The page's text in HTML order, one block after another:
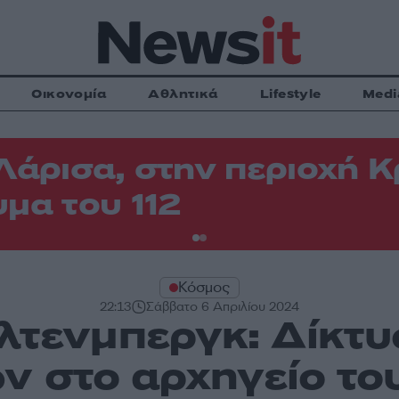
Οικονομία Αθλητικά Lifestyle
στην περιοχή
του 112
Κόσμος
22:13 Σάββατο 6 Απριλίου 2024
στο αρχηγείο